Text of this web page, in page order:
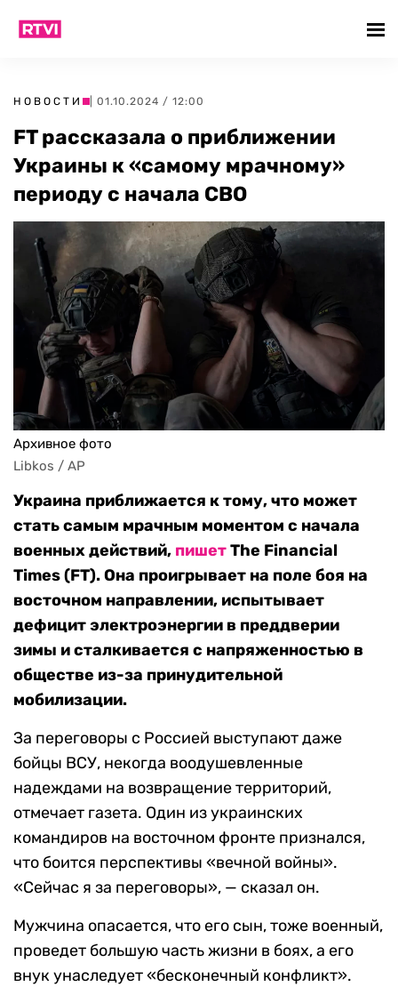
НОВОСТИ | 01.10.2024 / 12:00
FT рассказала о приближении
Украины к «самому мрачному»
периоду с начала СВО
Архивное фото
Libkos / AP
Украина приближается к тому, что может
стать самым мрачным моментом с начала
военных действий, пишетThe Financial
Times (FT). Она проигрывает на поле боя на
восточном направлении, испытывает
дефицит электроэнергии в преддверии
зимы и сталкивается с напряженностью в
обществе из-за принудительной
мобилизации.
За переговоры с Россией выступают даже
бойцы ВСУ, некогда воодушевленные
надеждами на возвращение территорий,
отмечает газета. Один из украинских
командиров на восточном фронте признался,
что боится перспективы «вечной войны».
«Сейчас я за переговоры», — сказал он.
Мужчина опасается, что его сын, тоже военный,
проведет большую часть жизни в боях, а его
внук унаследует «бесконечный конфликт».